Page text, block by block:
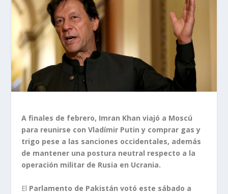
A finales de febrero, Imran Khan viajó a Moscú
para reunirse con Vladímir Putin y comprar gas y
trigo pese a las sanciones occidentales, además
de mantener una postura neutral respecto a la
operación militar de Rusia en Ucrania.
El Parlamento de Pakistán votó este sábado a